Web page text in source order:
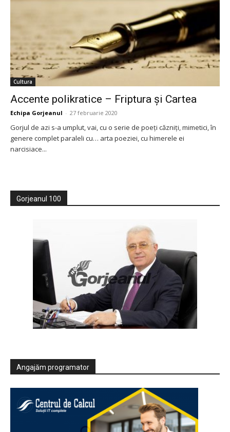
Cultura
Accente polikratice – Friptura şi Cartea
Echipa Gorjeanul - 27 februarie 2020
Gorjul de azi s-a umplut, vai, cu o serie de poeţi căzniţi, mimetici, în
genere complet paraleli cu… arta poeziei, cu himerele ei
narcisiace...
Gorjeanul 100
Angajăm programator